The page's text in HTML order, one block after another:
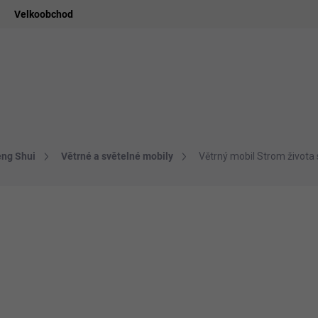
Velkoobchod
Shui Větrné a světelné mobily Větrný mobil Strom života